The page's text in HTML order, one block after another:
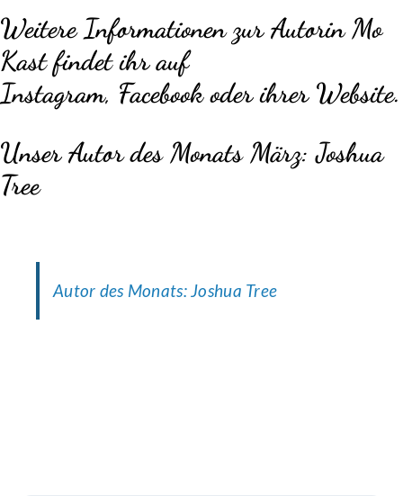
Weitere Informationen zur Autorin Mo
Kast findet ihr auf
Instagram, Facebookoderihrer Website.
Unser Autor des Monats März:Joshua
Tree
Autor des Monats: Joshua Tree